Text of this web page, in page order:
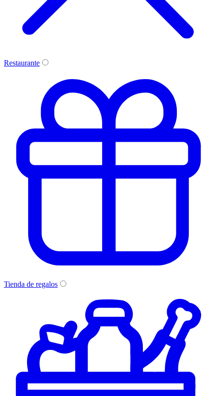
Restaurante
Tienda de regalos